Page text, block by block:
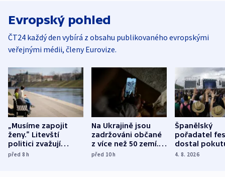
Evropský pohled
ČT24 každý den vybírá z obsahu publikovaného evropskými
veřejnými médii, členy Eurovize.
„Musíme zapojit
ženy.“ Litevští
politici zvažují
dohodu o
před 8h
Na Ukrajině jsou
zadržováni občané
z více než 50 zemí.
Bojovali na straně
před 10h
Španělský
pořadatel
dostal
nekalé
4. 8. 2026